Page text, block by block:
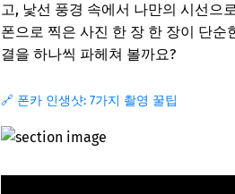
고, 낯선 풍경 속에서 나만의 시선으
폰으로 찍은 사진 한 장 한 장이 단
결을 하나씩 파헤쳐 볼까요?
🔗 폰카 인생샷: 7가지 촬영 꿀팁